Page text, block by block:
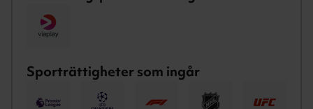
Sporträttigheter som ingår